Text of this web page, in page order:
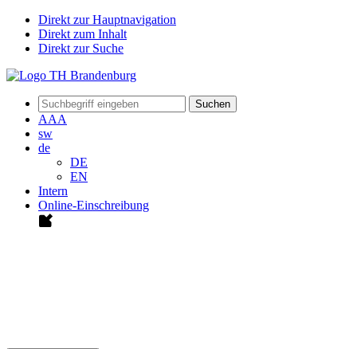
Direkt zur Hauptnavigation
Direkt zum Inhalt
Direkt zur Suche
Suchen
AAA
sw
de
DE
EN
Intern
Online-Einschreibung